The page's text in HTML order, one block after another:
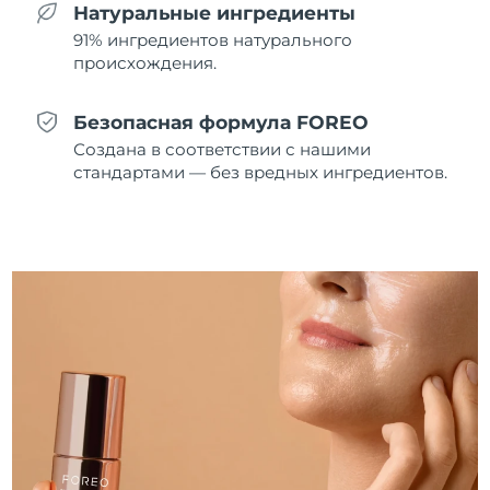
Натуральные ингредиенты
91% ингредиентов натурального
происхождения.
Безопасная формула FOREO
Создана в соответствии с нашими
стандартами — без вредных ингредиентов.
Нидерланды
Ожидаемая дата доставки
Новая Зеландия
Ожидаемая дата доставки
Ожидаемая дата доставки
8/12/26
Ожидаемая дата доставки
8/12/26
Польша
Ожидаемая дата доставки
8/10/26
Португалия
Ожидаемая дата доставки
8/9/26